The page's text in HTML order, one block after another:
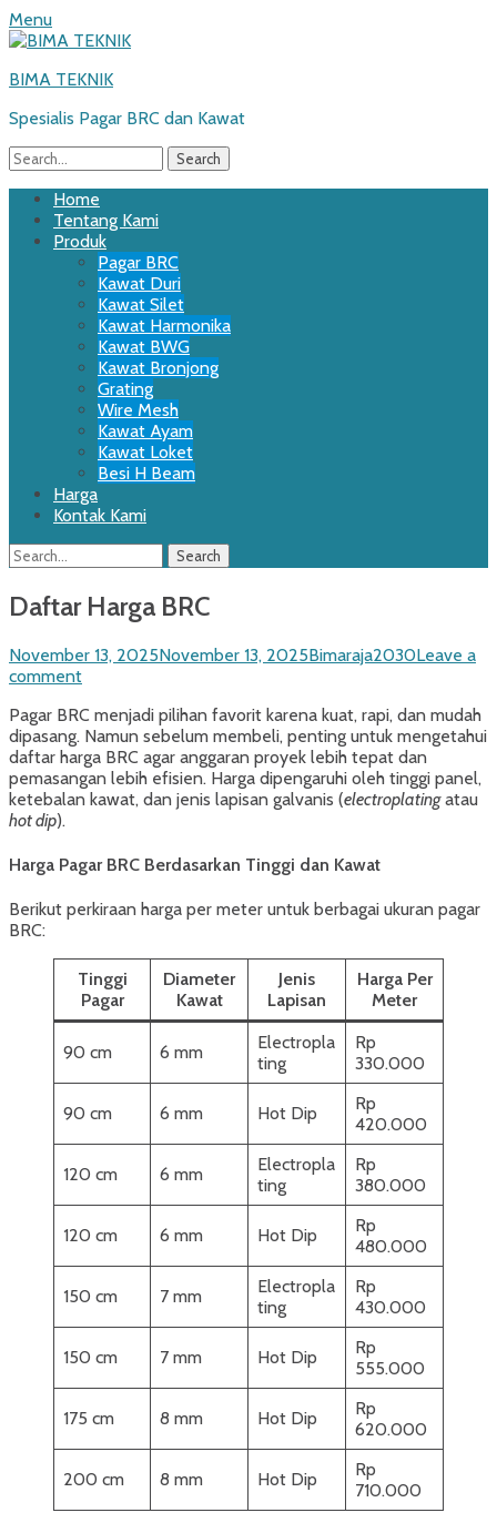
Menu
BIMA TEKNIK
Spesialis Pagar BRC dan Kawat
Search
for:
Primary
Menu
Skip
content
Home
Tentang Kami
Produk
Pagar BRC
Kawat Duri
Kawat Silet
Kawat Harmonika
Kawat BWG
Kawat Bronjong
Grating
Wire Mesh
Kawat Ayam
Kawat Loket
Besi H Beam
Harga
Kontak Kami
Search
Search
for:
Daftar Harga BRC
Posted
on
November 13, 2025November 13, 2025Author
Bimaraja2030Leave a
comment
Pagar BRC menjadi pilihan favorit karena kuat, rapi, dan mudah
dipasang. Namun sebelum membeli, penting untuk mengetahui
daftar harga BRC agar anggaran proyek lebih tepat dan
pemasangan lebih efisien. Harga dipengaruhi oleh tinggi panel,
ketebalan kawat, dan jenis lapisan galvanis (electroplatingatau
hot dip).
Harga Pagar BRC Berdasarkan Tinggi dan Kawat
Berikut perkiraan harga per meter untuk berbagai ukuran pagar
BRC:
Tinggi
Pagar
Diameter
Kawat
Jenis
Lapisan
Harga Per
Meter
90 cm 6 mm
Electropla
ting
Rp
330.000
90 cm 6 mm Hot Dip
Rp
420.000
120 cm 6 mm
Electropla
ting
Rp
380.000
120 cm 6 mm Hot Dip
Rp
480.000
150 cm 7 mm
Electropla
ting
Rp
430.000
150 cm 7 mm Hot Dip
Rp
555.000
175 cm 8 mm Hot Dip
Rp
620.000
200 cm 8 mm Hot Dip
Rp
710.000